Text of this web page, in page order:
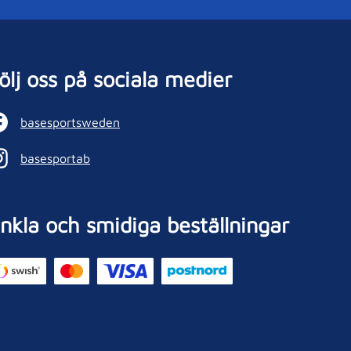
oss på sociala medier
basesportsweden
basesportab
och smidiga beställningar